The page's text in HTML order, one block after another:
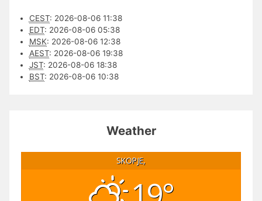
CEST: 2026-08-06 11:38
EDT: 2026-08-06 05:38
MSK: 2026-08-06 12:38
AEST: 2026-08-06 19:38
JST: 2026-08-06 18:38
BST: 2026-08-06 10:38
Weather
SKOPJE,